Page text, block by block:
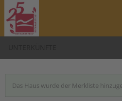
Das Haus wurde der Merkliste